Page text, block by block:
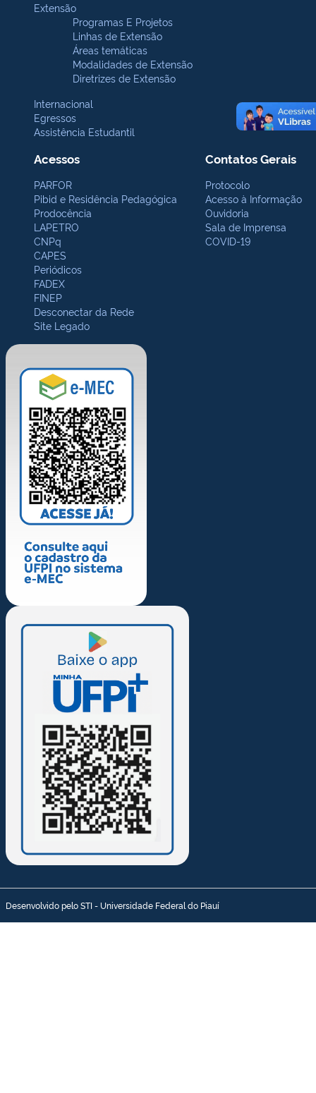
Extensão
Programas E Projetos
Linhas de Extensão
Áreas temáticas
Modalidades de Extensão
Diretrizes de Extensão
Internacional
Egressos
Assistência Estudantil
Acessos
PARFOR
Pibid e Residência Pedagógica
Prodocência
LAPETRO
CNPq
CAPES
Periódicos
FADEX
FINEP
Desconectar da Rede
Site Legado
Contatos Gerais
Protocolo
Acesso à Informação
Ouvidoria
Sala de Imprensa
COVID-19
Desenvolvido pelo STI - Universidade Federal do Piauí